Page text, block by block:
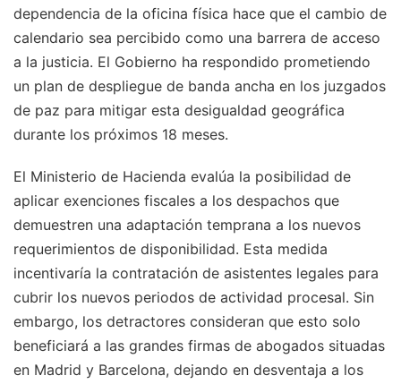
dependencia de la oficina física hace que el cambio de
calendario sea percibido como una barrera de acceso
a la justicia. El Gobierno ha respondido prometiendo
un plan de despliegue de banda ancha en los juzgados
de paz para mitigar esta desigualdad geográfica
durante los próximos 18 meses.
El Ministerio de Hacienda evalúa la posibilidad de
aplicar exenciones fiscales a los despachos que
demuestren una adaptación temprana a los nuevos
requerimientos de disponibilidad. Esta medida
incentivaría la contratación de asistentes legales para
cubrir los nuevos periodos de actividad procesal. Sin
embargo, los detractores consideran que esto solo
beneficiará a las grandes firmas de abogados situadas
en Madrid y Barcelona, dejando en desventaja a los